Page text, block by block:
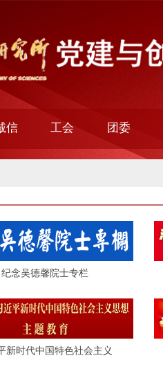
信 工会 团委
纪念吴德馨院士专栏
新时代中国特色社会主义